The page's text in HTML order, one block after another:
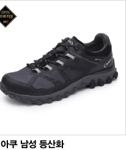
아쿠 남성 등산화